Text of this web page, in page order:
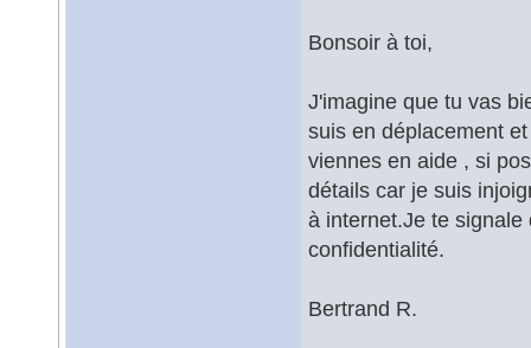
Bonsoir à toi,
J'imagine que tu vas
suis en déplacement
viennes en aide , si
détails car je suis
à internet.Je te
confidentialité.
Bertrand R.